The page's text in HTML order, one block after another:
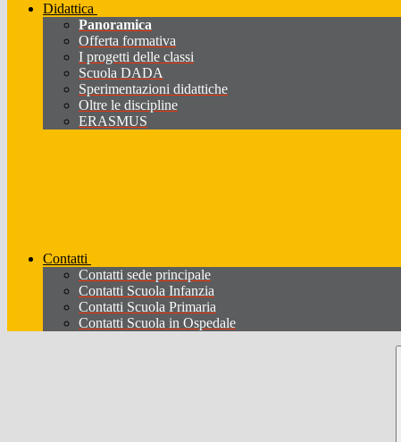
Didattica
Panoramica
Offerta formativa
I progetti delle classi
Scuola DADA
Sperimentazioni didattiche
Oltre le discipline
ERASMUS
Contatti
Contatti sede principale
Contatti Scuola Infanzia
Contatti Scuola Primaria
Contatti Scuola in Ospedale